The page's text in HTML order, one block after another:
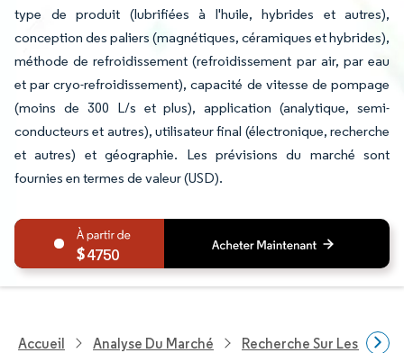
type de produit (lubrifiées à l'huile, hybrides et autres),
conception des paliers (magnétiques, céramiques et hybrides),
méthode de refroidissement (refroidissement par air, par eau
et par cryo-refroidissement), capacité de vitesse de pompage
(moins de 300 L/s et plus), application (analytique, semi-
conducteurs et autres), utilisateur final (électronique, recherche
et autres) et géographie. Les prévisions du marché sont
fournies en termes de valeur (USD).
4750
Accueil Analyse Du Marché Recherche Sur Les